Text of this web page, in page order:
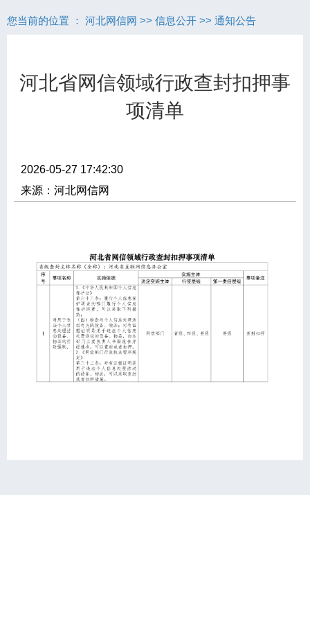
您当前的位置 ： 河北网信网 >> 信息公开 >> 通知公告
河北省网信领域行政查封扣押事
项清单
2026-05-27 17:42:30
来源：河北网信网